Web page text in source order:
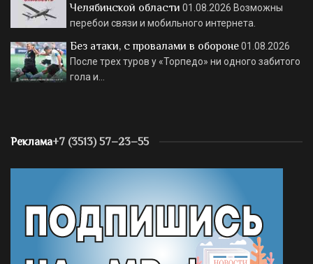
Челябинской области 01.08.2026 Возможны
перебои связи и мобильного интернета.
Без атаки, с провалами в обороне01.08.2026
После трех туров у «Торпедо» ни одного забитого
гола и…
Реклама+7 (3513) 57–23–55